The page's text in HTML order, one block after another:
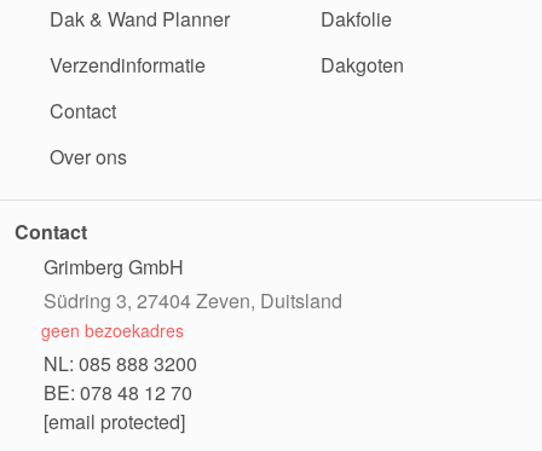
Dak & Wand Planner
Verzendinformatie
Contact
Over ons
Dakfolie
Dakgoten
Contact
Grimberg GmbH
Südring 3, 27404 Zeven, Duitsland
geen bezoekadres
NL: 085 888 3200
BE: 078 48 12 70
[email protected]